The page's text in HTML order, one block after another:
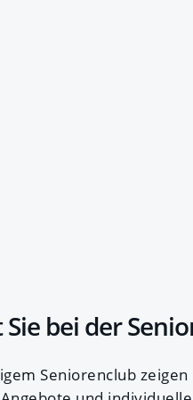
bei der
Seniorenclub